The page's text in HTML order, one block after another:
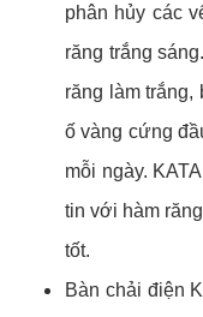
phân hủy các
răng trắng
răng làm trắng,
ố vàng cứng
mỗi ngày.
tin với hàm
tốt.
Bàn chải điện